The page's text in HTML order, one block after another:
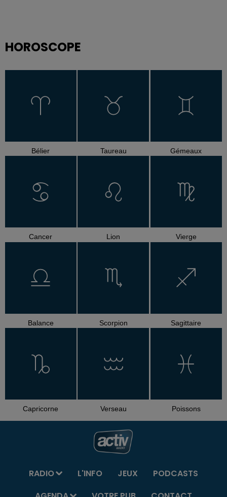
HOROSCOPE
Bélier Taureau Gémeaux
Cancer Lion Vierge
Balance Scorpion Sagittaire
Capricorne Verseau Poissons
RADIO L'INFO JEUX
PODCASTS